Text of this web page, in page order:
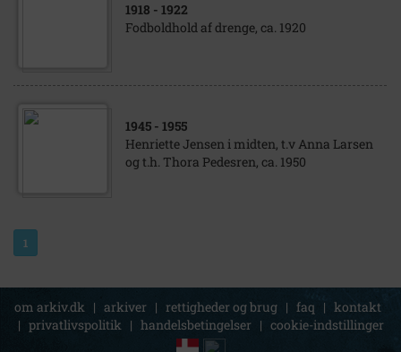
1918 - 1922
Fodboldhold af drenge, ca. 1920
1945 - 1955
Henriette Jensen i midten, t.v Anna Larsen
og t.h. Thora Pedesren, ca. 1950
1
om arkiv.dk | arkiver | rettigheder og brug | faq | kontakt
| privatlivspolitik | handelsbetingelser | cookie-indstillinger